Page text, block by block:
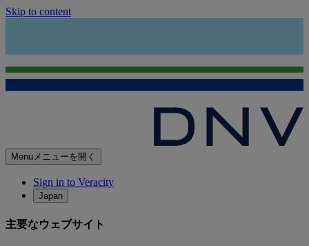
Skip to content
Menuメニューを開く
Sign in to Veracity
Japan
主要なウェブサイト